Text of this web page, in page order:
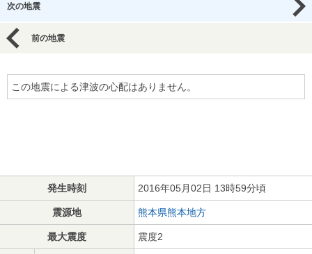
次の地震
前の地震
この地震による津波の心配はありません。
発生時刻 2016年05月02日 13時59分頃
震源地 熊本県熊本地方
最大震度 震度2